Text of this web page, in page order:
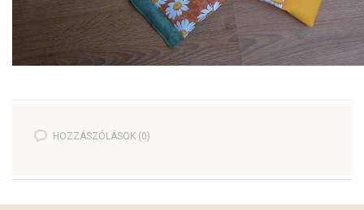
HOZZÁSZÓLÁSOK (0)